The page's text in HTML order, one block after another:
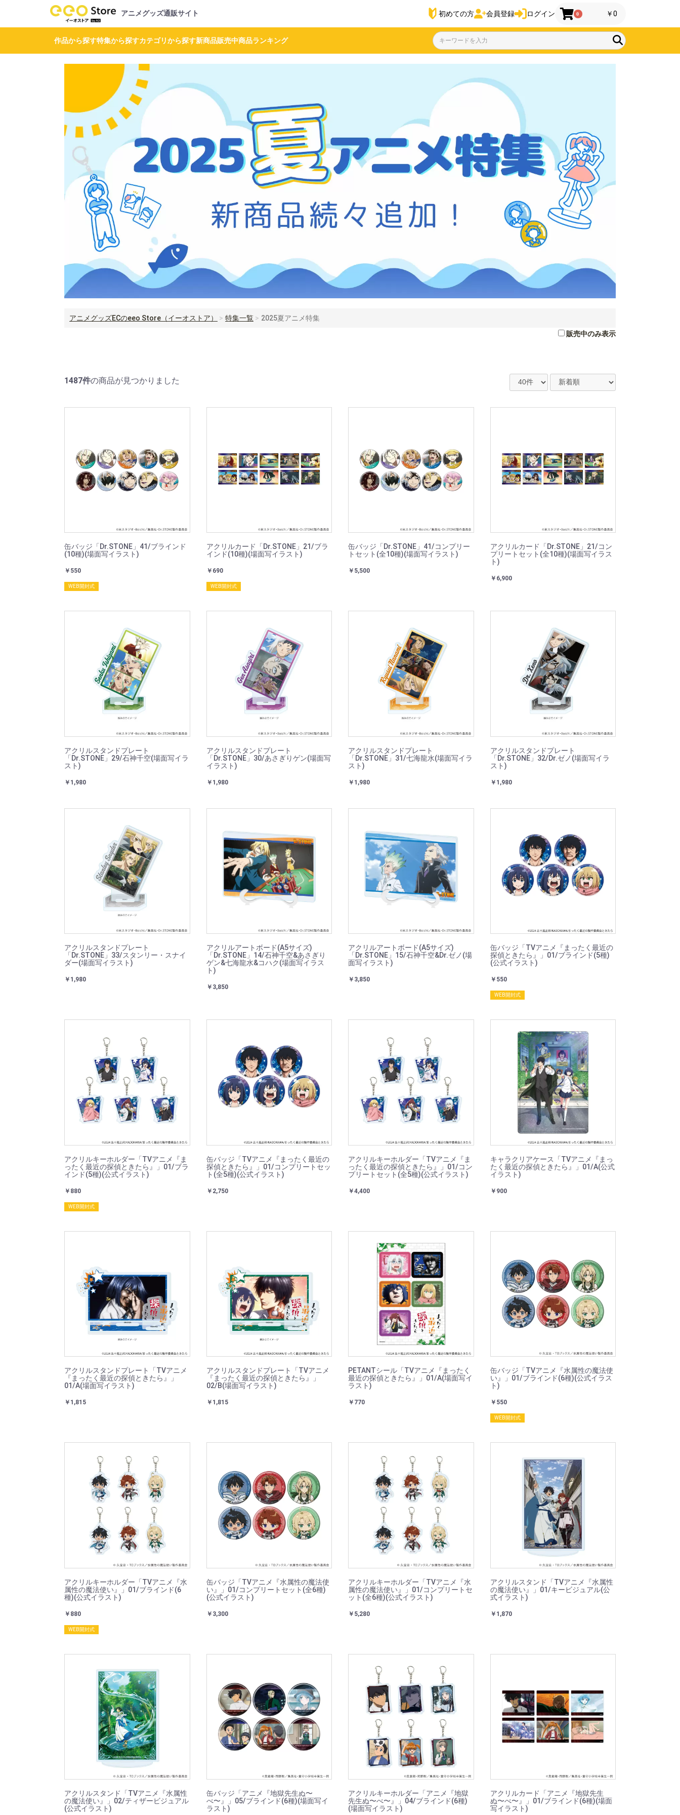
アニメグッズ通販サイト 初めての方 会員登録 ログイン 0 ￥0
作品から探す特集から探すカテゴリから探す新商品販売中商品ランキング
アニメグッズECのeeo Store（イーオストア） 特集一覧
2025夏アニメ特集
販売中のみ表示
1487件の商品が見つかりました
缶バッジ「Dr.STONE」41/ブラインド
(10種)(場面写イラスト)
￥550
WEB開封式
アクリルカード「Dr.STONE」21/ブラ
インド(10種)(場面写イラスト)
￥690
WEB開封式
缶バッジ「Dr.STONE」41/コンプリー
トセット(全10種)(場面写イラスト)
￥5,500
アクリルカード「Dr.STONE」21/コン
プリートセット(全10種)(場面写イラス
ト)
￥6,900
アクリルスタンドプレート
「Dr.STONE」29/石神千空(場面写イラ
スト)
￥1,980
アクリルスタンドプレート
「Dr.STONE」30/あさぎりゲン(場面写
イラスト)
￥1,980
アクリルスタンドプレート
「Dr.STONE」31/七海龍水(場面写イラ
スト)
￥1,980
アクリルスタンドプレート
「Dr.STONE」32/Dr.ゼノ(場面写イラ
スト)
￥1,980
アクリルスタンドプレート
「Dr.STONE」33/スタンリー・スナイ
ダー(場面写イラスト)
￥1,980
アクリルアートボード(A5サイズ)
「Dr.STONE」14/石神千空&あさぎり
ゲン&七海龍水&コハク(場面写イラス
ト)
￥3,850
アクリルアートボード(A5サイズ)
「Dr.STONE」15/石神千空&Dr.ゼノ(場
面写イラスト)
￥3,850
缶バッジ「TVアニメ『まったく最近の
探偵ときたら』」01/ブラインド(5種)
(公式イラスト)
￥550
WEB開封式
アクリルキーホルダー「TVアニメ『ま
ったく最近の探偵ときたら』」01/ブラ
インド(5種)(公式イラスト)
￥880
WEB開封式
缶バッジ「TVアニメ『まったく最近の
探偵ときたら』」01/コンプリートセッ
ト(全5種)(公式イラスト)
￥2,750
アクリルキーホルダー「TVアニメ『ま
ったく最近の探偵ときたら』」01/コン
プリートセット(全5種)(公式イラスト)
￥4,400
キャラクリアケース「TVアニメ『まっ
たく最近の探偵ときたら』」01/A(公式
イラスト)
￥900
アクリルスタンドプレート「TVアニメ
『まったく最近の探偵ときたら』」
01/A(場面写イラスト)
￥1,815
アクリルスタンドプレート「TVアニメ
『まったく最近の探偵ときたら』」
02/B(場面写イラスト)
￥1,815
PETANTシール「TVアニメ『まったく
最近の探偵ときたら』」01/A(場面写イ
ラスト)
￥770
缶バッジ「TVアニメ『水属性の魔法使
い』」01/ブラインド(6種)(公式イラス
ト)
￥550
WEB開封式
アクリルキーホルダー「TVアニメ『水
属性の魔法使い』」01/ブラインド(6
種)(公式イラスト)
￥880
WEB開封式
缶バッジ「TVアニメ『水属性の魔法使
い』」01/コンプリートセット(全6種)
(公式イラスト)
￥3,300
アクリルキーホルダー「TVアニメ『水
属性の魔法使い』」01/コンプリートセ
ット(全6種)(公式イラスト)
￥5,280
アクリルスタンド「TVアニメ『水属性
の魔法使い』」01/キービジュアル(公
式イラスト)
￥1,870
アクリルスタンド「TVアニメ『水属性
の魔法使い』」02/ティザービジュアル
(公式イラスト)
缶バッジ「アニメ『地獄先生ぬ〜
べ〜』」05/ブラインド(6種)(場面写イ
ラスト)
アクリルキーホルダー「アニメ『地獄
先生ぬ〜べ〜』」04/ブラインド(6種)
(場面写イラスト)
アクリルカード「アニメ『地獄先生
ぬ〜べ〜』」01/ブラインド(6種)(場面
写イラスト)